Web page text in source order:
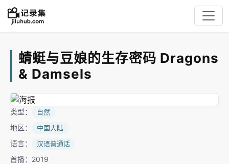
蜻蜓与豆娘的生存密码 Dragons
& Damsels
类型： 自然
地区： 中国大陆
语言： 汉语普通话
首播：2019